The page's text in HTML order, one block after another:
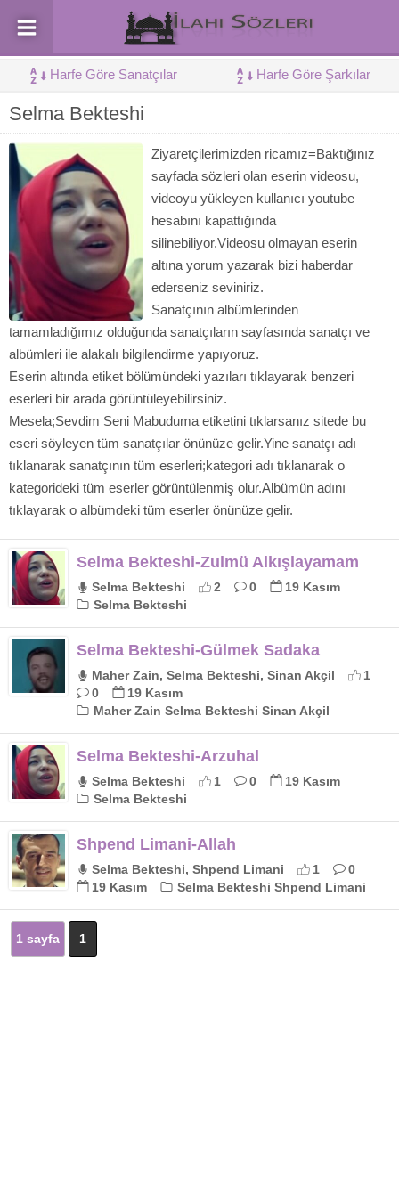
Harfe Göre Sanatçılar Harfe Göre Şarkılar
Selma Bekteshi
Ziyaretçilerimizden ricamız=Baktığınız
sayfada sözleri olan eserin videosu,
videoyu yükleyen kullanıcı youtube
hesabını kapattığında
silinebiliyor.Videosu olmayan eserin
altına yorum yazarak bizi haberdar
ederseniz seviniriz.
Sanatçının albümlerinden
tamamladığımız olduğunda sanatçıların sayfasında sanatçı ve
albümleri ile alakalı bilgilendirme yapıyoruz.
Eserin altında etiket bölümündeki yazıları tıklayarak benzeri
eserleri bir arada görüntüleyebilirsiniz.
Mesela;Sevdim Seni Mabuduma etiketini tıklarsanız sitede bu
eseri söyleyen tüm sanatçılar önünüze gelir.Yine sanatçı adı
tıklanarak sanatçının tüm eserleri;kategori adı tıklanarak o
kategorideki tüm eserler görüntülenmiş olur.Albümün adını
tıklayarak o albümdeki tüm eserler önünüze gelir.
Selma Bekteshi-Zulmü Alkışlayamam
Selma Bekteshi 2 0
19 Kasım
Selma Bekteshi
Selma Bekteshi-Gülmek Sadaka
Maher Zain, Selma Bekteshi, Sinan Akçil
1
0
19 Kasım
Maher Zain Selma Bekteshi Sinan Akçil
Selma Bekteshi-Arzuhal
Selma Bekteshi 1 0
19 Kasım
Selma Bekteshi
Shpend Limani-Allah
Selma Bekteshi, Shpend Limani 1
0
19 Kasım
Selma Bekteshi Shpend Limani
1 sayfa 1